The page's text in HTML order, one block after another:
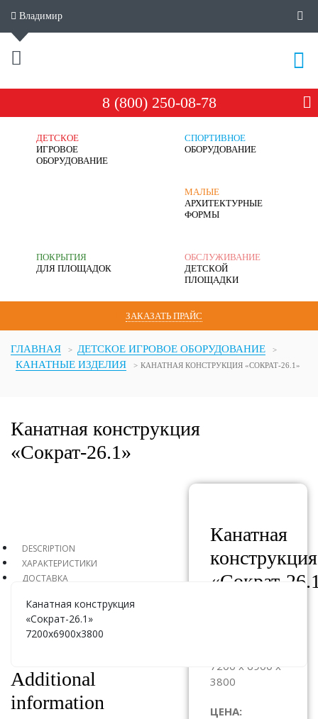
Владимир
8 (800) 250-08-78
ДЕТСКОЕ
ИГРОВОЕ
ОБОРУДОВАНИЕ
СПОРТИВНОЕ
ОБОРУДОВАНИЕ
МАЛЫЕ
АРХИТЕКТУРНЫЕ
ФОРМЫ
ПОКРЫТИЯ
ДЛЯ ПЛОЩАДОК
ОБСЛУЖИВАНИЕ
ДЕТСКОЙ
ПЛОЩАДКИ
ЗАКАЗАТЬ ПРАЙС
ГЛАВНАЯ
ДЕТСКОЕ ИГРОВОЕ ОБОРУДОВАНИЕ
КАНАТНЫЕ ИЗДЕЛИЯ
КАНАТНАЯ КОНСТРУКЦИЯ «СОКРАТ-26.1»
Канатная конструкция
«Сократ-26.1»
Канатная
конструкция
«Сократ-
7200 x 6900 x
3800
ЦЕНА:
DESCRIPTION
ХАРАКТЕРИСТИКИ
ДОСТАВКА
Канатная конструкция
«Сократ-26.1»
7200х6900х3800
Additional
information